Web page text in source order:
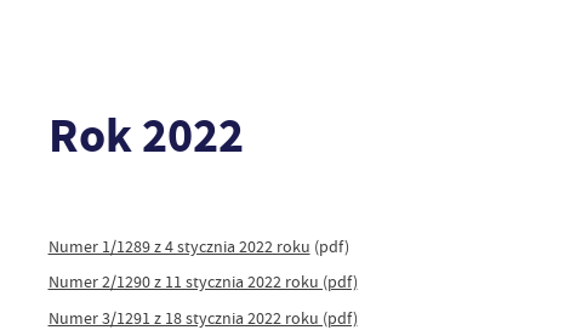
Rok 2022
Numer 1/1289 z 4 stycznia 2022 roku (pdf)
Numer 2/1290 z 11 stycznia 2022 roku (pdf)
Numer 3/1291 z 18 stycznia 2022 roku (pdf)